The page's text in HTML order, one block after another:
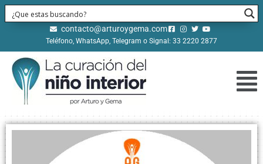
Teléfono, WhatsApp, Telegram o Signal: 33 2220 2877
contacto@arturoygema.com